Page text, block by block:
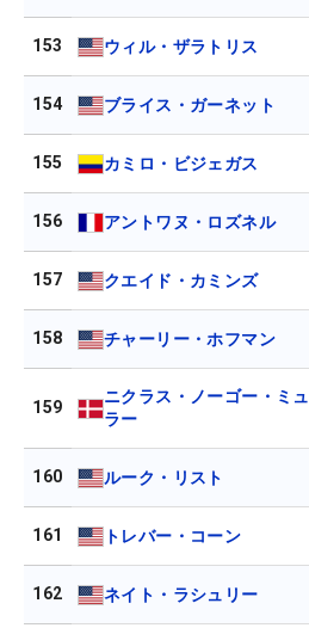
153 ウィル・ザラトリス
154 ブライス・ガーネット
155 カミロ・ビジェガス
156 アントワヌ・ロズネル
157 クエイド・カミンズ
158 チャーリー・ホフマン
159
ニクラス・ノーゴー・ミュ
ラー
160 ルーク・リスト
161 トレバー・コーン
162 ネイト・ラシュリー